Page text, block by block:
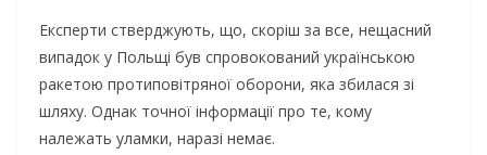
Експерти стверджують, що, скоріш за все, нещасний
випадок у Польщі був спровокований українською
ракетою протиповітряної оборони, яка збилася зі
шляху. Однак точної інформації про те, кому
належать уламки, наразі немає.